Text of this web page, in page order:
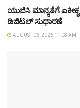
ಯುಜಿಸಿ ಮಾನ್ಯತೆಗೆ
ಡಿಜಿಟಲ್ ಸುಧಾರಣೆ
AUGUST 06, 2026 11:08 AM